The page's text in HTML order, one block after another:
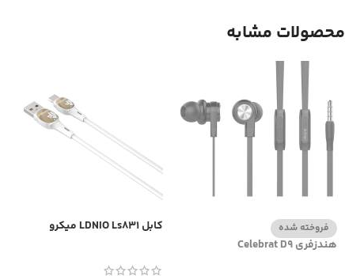
محصولات مشابه
فروخته شده
هندزفری Celebrat D9
کابل LDNIO Ls831 میکرو